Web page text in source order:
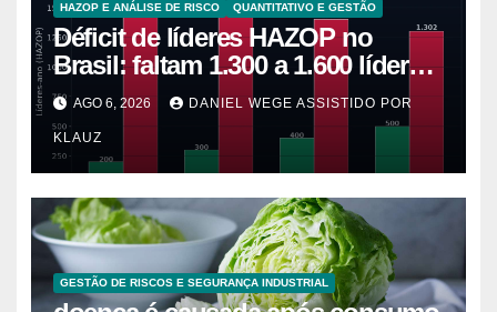
HAZOP E ANÁLISE DE RISCO
QUANTITATIVO E GESTÃO
Déficit de líderes HAZOP no
Brasil: faltam 1.300 a 1.600 líderes-
ano para 5.265 plantas de alto
risco
AGO 6, 2026 DANIEL WEGE ASSISTIDO POR
KLAUZ
GESTÃO DE RISCOS E SEGURANÇA INDUSTRIAL